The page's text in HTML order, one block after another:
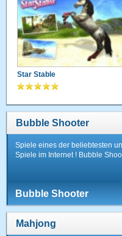
Star Stable
Bubble Shooter
Spiele eines der beliebtesten
Spiele im Internet ! Bubble
Bubble Shooter
Mahjong